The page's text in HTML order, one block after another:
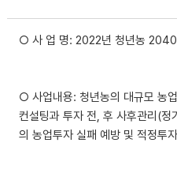
○ 사 업 명: 2022년 청년농 2040
○ 사업내용: 청년농의 대규모 농
컨설팅과 투자 전, 후 사후관리(정
의 농업투자 실패 예방 및 적정투